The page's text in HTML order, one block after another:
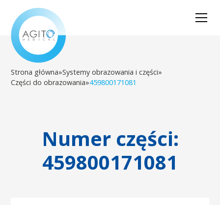
Strona główna»Systemy obrazowania i części»
Części do obrazowania»459800171081
Numer części:
459800171081